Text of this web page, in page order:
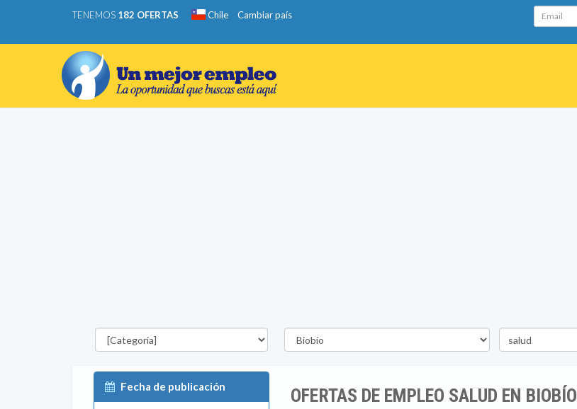
TENEMOS 182 OFERTAS Chile Cambiar país Email
Categorías Región
Palabra
clave
Fecha de publicación OFERTAS DE EMPLEO SALUD EN BIOBÍO